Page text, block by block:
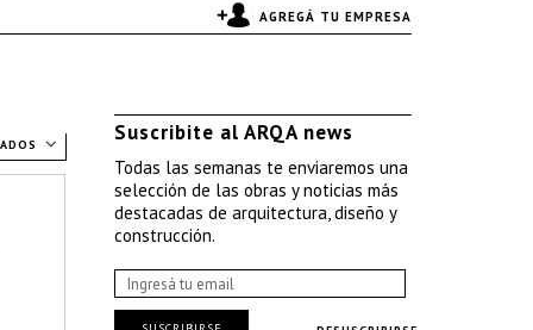
AGREGÁ TU EMPRESA
Suscribite al ARQA news
Todas las semanas te enviaremos una
selección de las obras y noticias más
destacadas de arquitectura, diseño y
construcción.